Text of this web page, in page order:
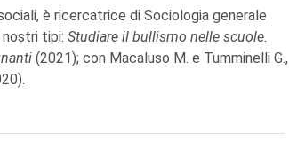
è ricercatrice di Sociologia generale
tipi: Studiare il bullismo nelle scuole.
(2021); con Macaluso M. e Tumminelli G.,